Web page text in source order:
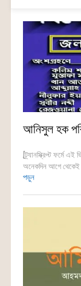
আনিসুল হক
[ট্র্যানস্ক্রিপ্ট ফর্মে এই
অনেকদিন আগে
পড়ুন